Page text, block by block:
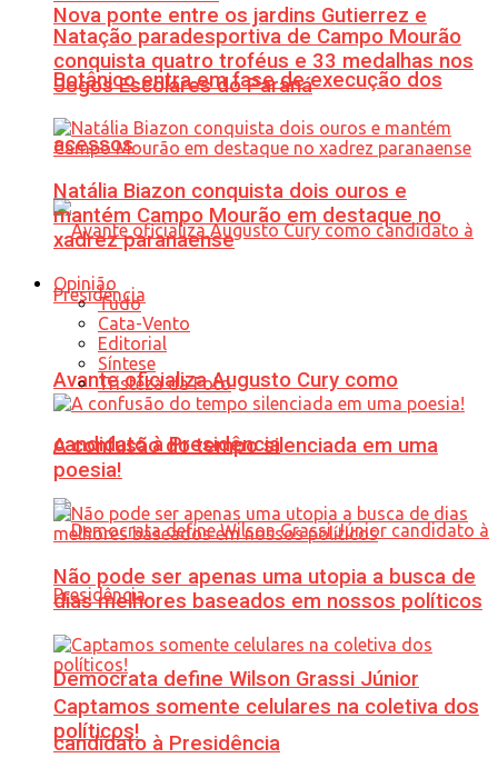
Nova ponte entre os jardins Gutierrez e
Botânico entra em fase de execução dos
acessos
Avante oficializa Augusto Cury como
candidato à Presidência
Democrata define Wilson Grassi Júnior
candidato à Presidência
Natação paradesportiva de Campo Mourão
conquista quatro troféus e 33 medalhas nos
Jogos Escolares do Paraná
Natália Biazon conquista dois ouros e
mantém Campo Mourão em destaque no
xadrez paranaense
Opinião
Tudo
Cata-Vento
Editorial
Síntese
Tristeza da Foto
A confusão do tempo silenciada em uma
poesia!
Não pode ser apenas uma utopia a busca de
dias melhores baseados em nossos políticos
Captamos somente celulares na coletiva dos
políticos!